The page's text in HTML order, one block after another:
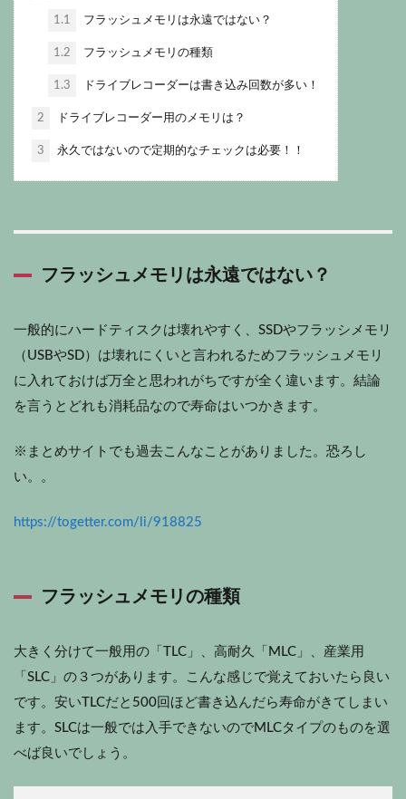
1.1 フラッシュメモリは永遠ではない？
1.2 フラッシュメモリの種類
1.3 ドライブレコーダーは書き込み回数が多い！
2 ドライブレコーダー用のメモリは？
3 永久ではないので定期的なチェックは必要！！
フラッシュメモリは永遠ではない？
一般的にハードティスクは壊れやすく、SSDやフラッシメモリ
（USBやSD）は壊れにくいと言われるためフラッシュメモリ
に入れておけば万全と思われがちですが全く違います。結論
を言うとどれも消耗品なので寿命はいつかきます。
※まとめサイトでも過去こんなことがありました。恐ろし
い。。
https://togetter.com/li/918825
フラッシュメモリの種類
大きく分けて一般用の「TLC」、高耐久「MLC」、産業用
「SLC」の３つがあります。こんな感じで覚えておいたら良い
です。安いTLCだと500回ほど書き込んだら寿命がきてしまい
ます。SLCは一般では入手できないのでMLCタイプのものを選
べば良いでしょう。